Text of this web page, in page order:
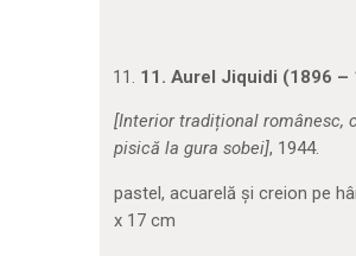
11 . Aurel Jiquidi (1896 –
[Interior tradițional românesc,
pisică la gura sobei], 1944.
pastel, acuarelă și creion pe
x 17 cm